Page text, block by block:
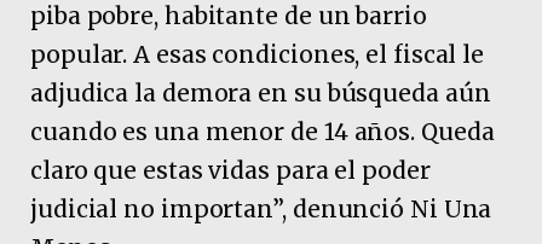
piba pobre, habitante de un barrio
popular. A esas condiciones, el fiscal le
adjudica la demora en su búsqueda aún
cuando es una menor de 14 años. Queda
claro que estas vidas para el poder
judicial no importan”, denunció Ni Una